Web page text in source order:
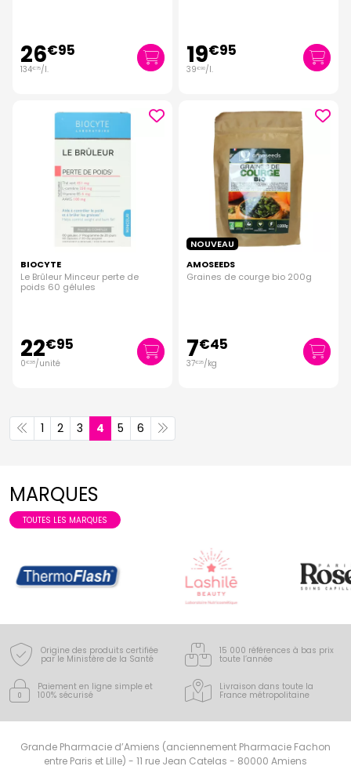
26€95
134€75/l. 19€95
39€90/l.
BIOCYTE
Le Brûleur Minceur perte de
poids 60 gélules
22€95
0€38/unité
NOUVEAU
AMOSEEDS
Graines de courge bio 200g
7€45
37€25/kg
1 2 3 4 5 6
MARQUES
TOUTES LES MARQUES
Origine des produits certifiée
par le Ministère de la Santé
15 000 références à bas prix
toute l’année
Paiement en ligne simple et
100% sécurisé
Livraison dans toute la
France métropolitaine
Grande Pharmacie d’Amiens (anciennement Pharmacie Fachon
entre Paris et Lille) - 11 rue Jean Catelas - 80000 Amiens